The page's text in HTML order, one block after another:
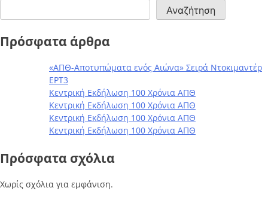
Αναζήτηση
Πρόσφατα άρθρα
«ΑΠΘ-Αποτυπώματα ενός Αιώνα» Σειρά Ντοκιμαντέρ
ΕΡΤ3
Κεντρική Εκδήλωση 100 Χρόνια ΑΠΘ
Κεντρική Εκδήλωση 100 Χρόνια ΑΠΘ
Κεντρική Εκδήλωση 100 Χρόνια ΑΠΘ
Κεντρική Εκδήλωση 100 Χρόνια ΑΠΘ
Πρόσφατα σχόλια
Χωρίς σχόλια για εμφάνιση.